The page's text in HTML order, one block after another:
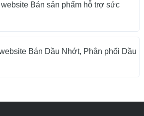
Bán sản phẩm hỗ trợ sức
Bán Dầu Nhớt, Phân phối Dầu